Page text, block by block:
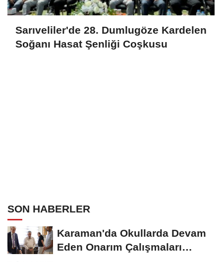
Sarıveliler'de 28. Dumlugöze Kardelen
Soğanı Hasat Şenliği Coşkusu
SON HABERLER
Karaman'da Okullarda Devam
Eden Onarım Çalışmaları